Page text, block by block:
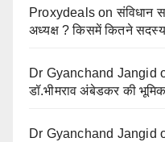
Proxydeals onसंविधान
अध्यक्ष ? किसमें कितने
Dr Gyanchand Jangid
डॉ.भीमराव अंबेडकर की
Dr Gyanchand Jangid